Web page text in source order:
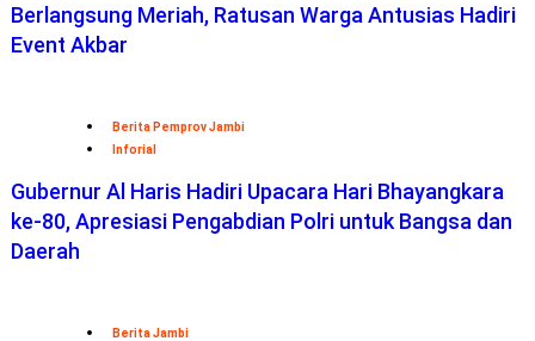
Berlangsung Meriah, Ratusan Warga Antusias Hadiri
Event Akbar
Berita Pemprov Jambi
Inforial
Gubernur Al Haris Hadiri Upacara Hari Bhayangkara
ke-80, Apresiasi Pengabdian Polri untuk Bangsa dan
Daerah
Berita Jambi